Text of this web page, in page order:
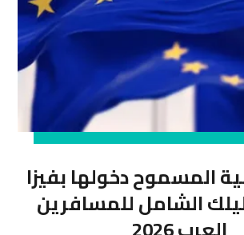
المسموح دخولها بفيزا
الشامل للمسافرين